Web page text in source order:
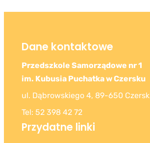
Dane kontaktowe
Przedszkole Samorządowe nr 1
im. Kubusia Puchatka w Czersku
ul. Dąbrowskiego 4, 89-650 Czersk
Tel: 52 398 42 72
Przydatne linki